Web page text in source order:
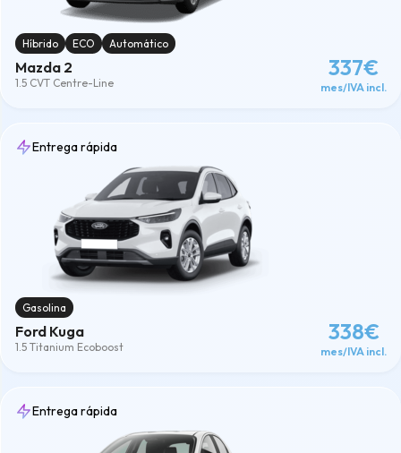
Híbrido ECO Automático
Mazda 2
1.5 CVT Centre-Line
337€
mes/IVA incl.
Entrega rápida
Gasolina
Ford Kuga
1.5 Titanium Ecoboost
338€
mes/IVA incl.
Entrega rápida